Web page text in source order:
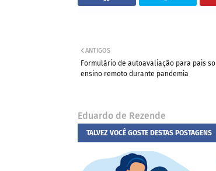
ANTIGOS
Formulário de autoavaliação para pais
ensino remoto durante pandemia
Eduardo de Rezende
TALVEZ VOCÊ GOSTE DESTAS POSTAGENS